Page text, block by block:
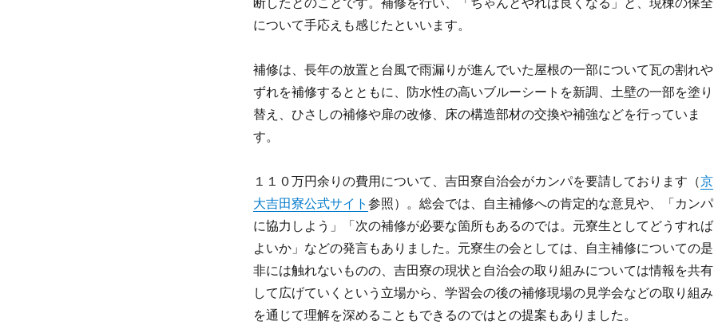
について手応えも感じたといいます。
補修は、長年の放置と台風で雨漏りが進んでいた屋根の一部について瓦の割れや
ずれを補修するとともに、防水性の高いブルーシートを新調、土壁の一部を塗り
替え、ひさしの補修や扉の改修、床の構造部材の交換や補強などを行っていま
す。
１１０万円余りの費用について、吉田寮自治会がカンパを要請しております（京
大吉田寮公式サイト 参照）。総会では、自主補修への肯定的な意見や、「カンパ
に協力しよう」「次の補修が必要な箇所もあるのでは。元寮生としてどうすれば
よいか」などの発言もありました。元寮生の会としては、自主補修についての是
非には触れないものの、吉田寮の現状と自治会の取り組みについては情報を共有
して広げていくという立場から、学習会の後の補修現場の見学会などの取り組み
を通じて理解を深めることもできるのではとの提案もありました。